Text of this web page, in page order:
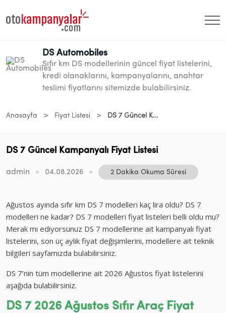
DS Automobiles
Sıfır km DS modellerinin güncel fiyat listelerini,
kredi olanaklarını, kampanyalarını, anahtar
teslimi fiyatlarını sitemizde bulabilirsiniz.
Anasayfa > Fiyat Listesi > DS 7 Güncel Kampanyalı Fiyat Listesi
DS 7 Güncel Kampanyalı Fiyat Listesi
admin 04.08.2026 2 Dakika Okuma Süresi
Ağustos ayında sıfır km DS 7 modelleri kaç lira oldu? DS 7
modelleri ne kadar? DS 7 modelleri fiyat listeleri belli oldu mu?
Merak mı ediyorsunuz DS 7 modellerine ait kampanyalı fiyat
listelerini, son üç aylık fiyat değişimlerini, modellere ait teknik
bilgileri sayfamızda bulabilirsiniz.
DS 7’nin tüm modellerine ait 2026 Ağustos fiyat listelerini
aşağıda bulabilirsiniz.
DS 7 2026 Ağustos Sıfır Araç Fiyat